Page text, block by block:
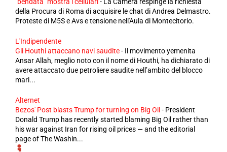
della Procura di Roma di acquisire le chat di Andrea Delmastro.
Proteste di M5S e Avs e tensione nell'Aula di Montecitorio.
L'Indipendente
Gli Houthi attaccano navi saudite- Il movimento yemenita
Ansar Allah, meglio noto con il nome di Houthi, ha dichiarato di
avere attaccato due petroliere saudite nell’ambito del blocco
mari...
Alternet
Bezos' Post blasts Trump for turning on Big Oil - President
Donald Trump has recently started blaming Big Oil rather than
his war against Iran for rising oil prices — and the editorial
page of The Washin...